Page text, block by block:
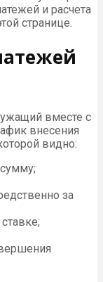
и расчета
странице.
вместе с
внесения
видно:
за